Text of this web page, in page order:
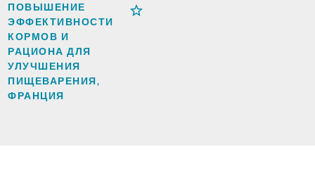
ПОВЫШЕНИЕ
ЭФФЕКТИВНОСТИ
КОРМОВ И
РАЦИОНА ДЛЯ
УЛУЧШЕНИЯ
ПИЩЕВАРЕНИЯ,
ФРАНЦИЯ